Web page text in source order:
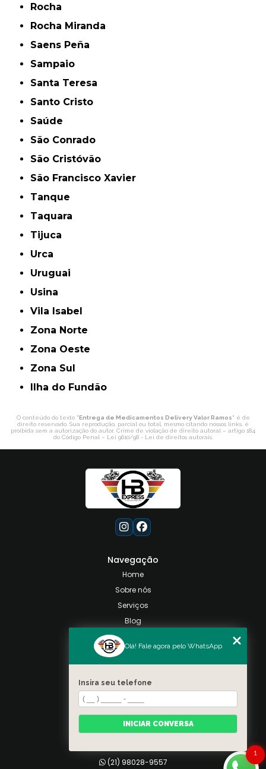
Rocha
Rocha Miranda
Saens Peña
Sampaio
Santa Teresa
Santo Cristo
Saúde
São Conrado
São Cristóvão
São Francisco Xavier
Tanque
Taquara
Tijuca
Urca
Uruguai
Usina
Vila Isabel
Zona Norte
Zona Oeste
Zona Sul
ilha do Fundão
O conteúdo do texto "Entrega de Medicamentos Delivery Valor Ramos" é de
direito reservado. Sua reprodução, parcial ou total, mesmo citando nossos links, é
proibida sem a autorização do autor. Crime de violação de direito autoral – artigo 184
do Código Penal – Lei 9610/98 - Lei de direitos autorais.
Navegação
Home
Sobre nós
Serviços
Blog
Categorias
Mapa do site
Contato
Taquara, Rio de Janeiro
(21) 98028-9557
(21) 98028-9557
1
Olá! Fale agora pelo WhatsApp
Insira seu telefone
INICIAR CONVERSA